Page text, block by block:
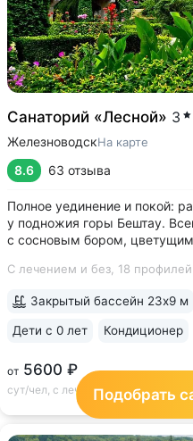
Санаторий «Лесной» 3
ЖелезноводскНа карте
8.6 63 отзыва
Полное уединение и покой:
у подножия горы Бештау.
с сосновым бором,
Собственная сеть
С лечением и без, 18 профилей
от 5600 ₽
сут/чел, с лечением
Закрытый бассейн 23х9 м
Дети с 0 лет Кондиционер
Подобрать